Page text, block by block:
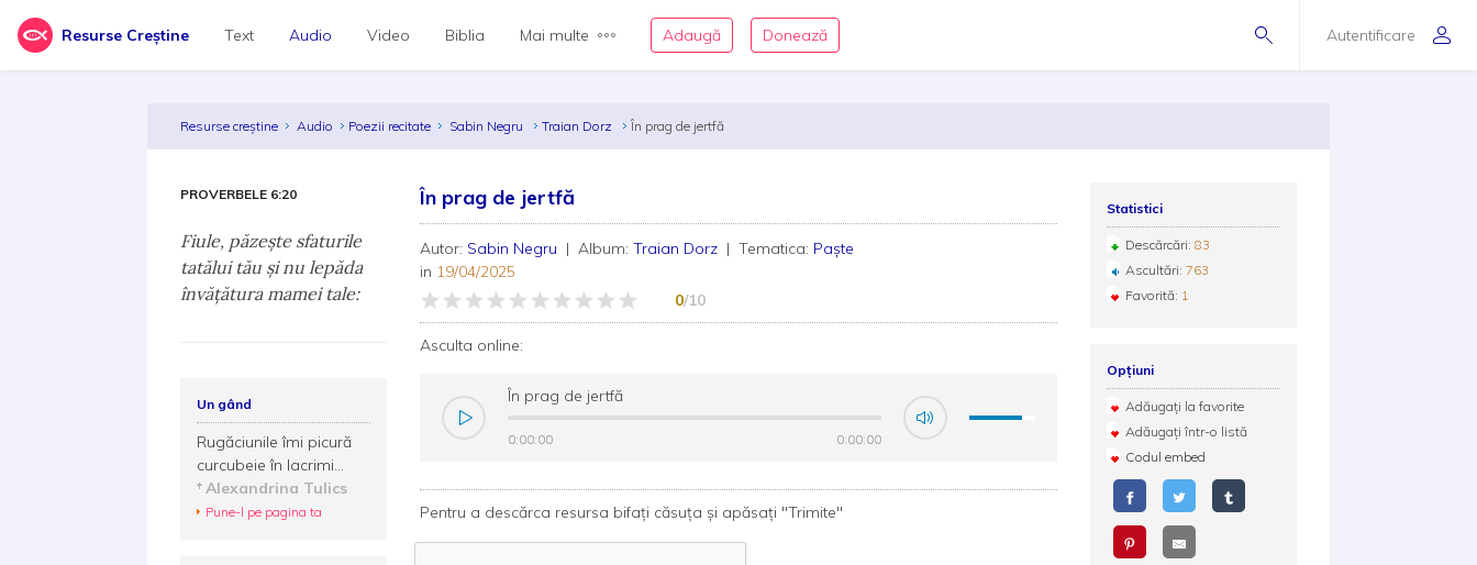
Resurse Creștine Autentificare
Text Audio Video Biblia Mai multe Adaugă Donează
Resurse creștine Audio Poezii recitate Sabin Negru Traian Dorz În prag de jertfă
În prag de jertfă
Autor: Sabin Negru | Album:Traian Dorz | Tematica: Paște
in 19/04/2025
0/10
Asculta online:
În prag de jertfă
0:00:00 0:00:00
0:00:00 0:00:00
Pentru a descărca resursa bifați căsuța și apăsați "Trimite"
Statistici
Descărcări: 83
Ascultări: 763
Favorită: 1
Opțiuni
Adăugați la favorite
Adăugați într-o listă
Codul embed
PROVERBELE 6:20
Fiule, păzeşte sfaturile
tatălui tău şi nu lepăda
învăţătura mamei tale:
Un gând
Rugăciunile îmi picură
curcubeie în lacrimi...
Alexandrina Tulics
Pune-l pe pagina ta